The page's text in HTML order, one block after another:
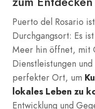
Puerto del Rosario
Durchgangsort: Es
Meer hin öffnet, mit
Dienstleistungen
perfekter Ort, um
lokales Leben zu
Entwicklung und